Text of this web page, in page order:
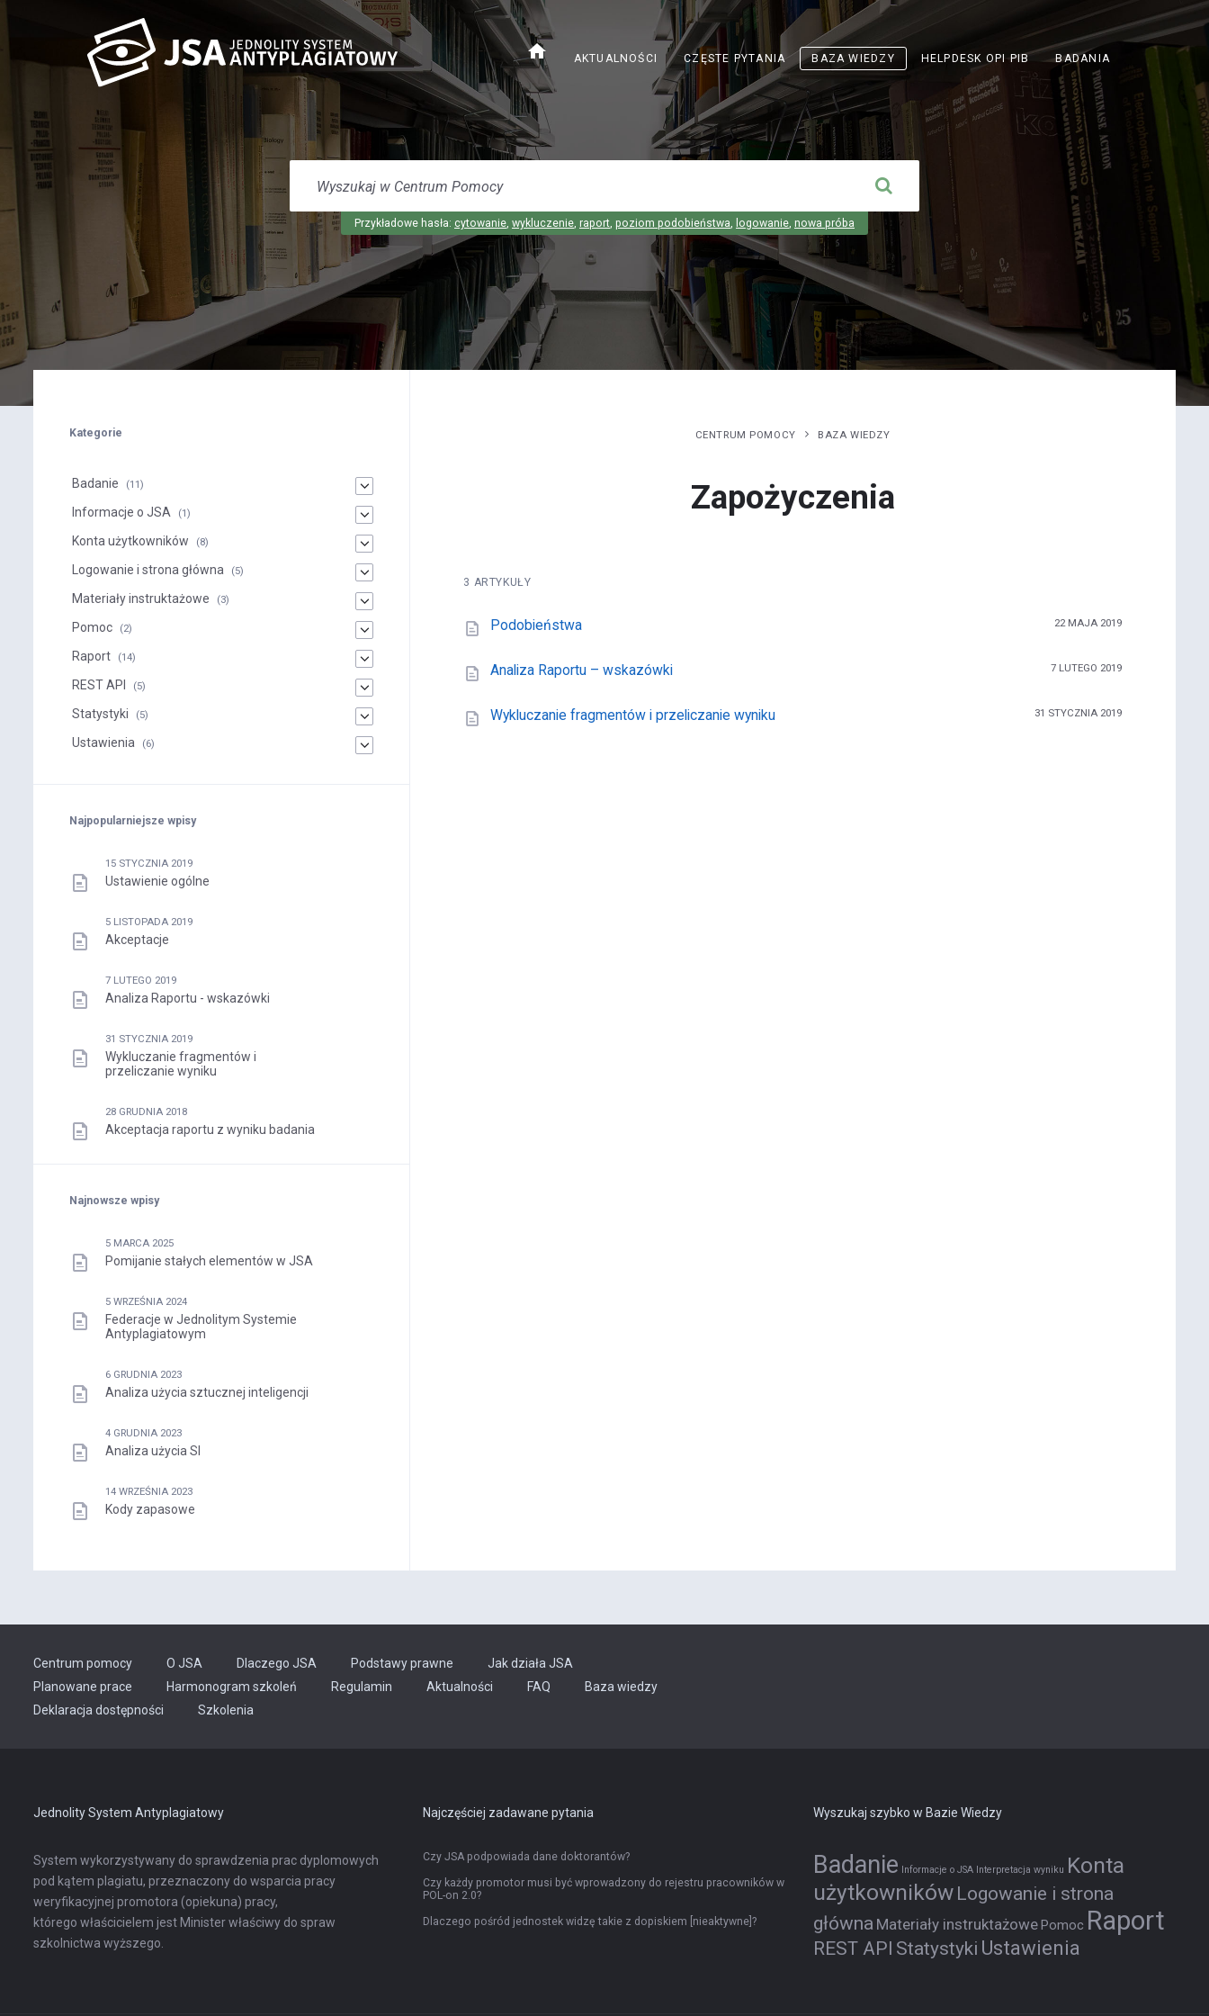
home AKTUALNOŚCI CZĘSTE PYTANIA BAZA WIEDZY HELPDESK OPI PIBODNOŚNIK
OTWIERA
SIĘ
W
NOWEJ
KARCIE
BADANIA
WYSZUKAJ
CENTRUM
Przykładowe hasła: cytowanie, wykluczenie, raport, poziom podobieństwa, logowanie, nowa próba
CENTRUM POMOCY BAZA WIEDZY
Zapożyczenia
3 ARTYKUŁY
Podobieństwa 22 MAJA 2019
Analiza Raportu – wskazówki 7 LUTEGO 2019
Wykluczanie fragmentów i przeliczanie wyniku 31 STYCZNIA 2019
Kategorie
Badanie (11)
Informacje o JSA (1)
Konta użytkowników (8)
Logowanie i strona główna (5)
Materiały instruktażowe (3)
Pomoc (2)
Raport (14)
REST API (5)
Statystyki (5)
Ustawienia (6)
Najpopularniejsze wpisy
15 STYCZNIA 2019
Ustawienie ogólne
5 LISTOPADA 2019
Akceptacje
7 LUTEGO 2019
Analiza Raportu - wskazówki
31 STYCZNIA 2019
Wykluczanie fragmentów i
przeliczanie wyniku
28 GRUDNIA 2018
Akceptacja raportu z wyniku badania
Najnowsze wpisy
5 MARCA 2025
Pomijanie stałych elementów w JSA
5 WRZEŚNIA 2024
Federacje w Jednolitym Systemie
Antyplagiatowym
6 GRUDNIA 2023
Analiza użycia sztucznej inteligencji
4 GRUDNIA 2023
Analiza użycia SI
14 WRZEŚNIA 2023
Kody zapasowe
Centrum pomocy O JSA Dlaczego JSA Podstawy prawne
Jak działa JSA
Planowane prace
Harmonogram szkoleń Regulamin Aktualności FAQ
Baza wiedzy
Deklaracja dostępności
Szkolenia
Jednolity System Antyplagiatowy
System wykorzystywany do sprawdzenia prac dyplomowych
pod kątem plagiatu, przeznaczony do wsparcia pracy
weryfikacyjnej promotora (opiekuna) pracy,
którego właścicielem jest Minister właściwy do spraw
szkolnictwa wyższego.
Najczęściej zadawane pytania
Czy JSA podpowiada dane doktorantów?
Czy każdy promotor musi być wprowadzony do rejestru pracowników w
POL-on 2.0?
Dlaczego pośród jednostek widzę takie z dopiskiem [nieaktywne]?
Wyszukaj szybko w Bazie Wiedzy
Badanie Informacje o JSA Interpretacja wyniku Konta
użytkowników Logowanie i strona
główna Materiały instruktażowe Pomoc Raport
REST API Statystyki Ustawienia